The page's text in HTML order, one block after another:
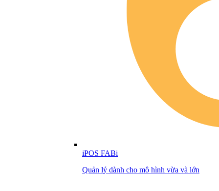
iPOS FABi
Quản lý dành cho mô hình vừa và lớn